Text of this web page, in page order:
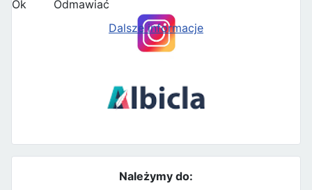
Należymy do:
Ok
Odmawiać
Dalsze informacje